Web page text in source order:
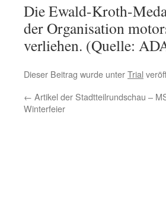
Die Ewald-Kroth-
der Organisation
verliehen. (Quelle:
Dieser Beitrag wurde unterTrial
← Artikel der Stadtteilrundschau –
Winterfeier